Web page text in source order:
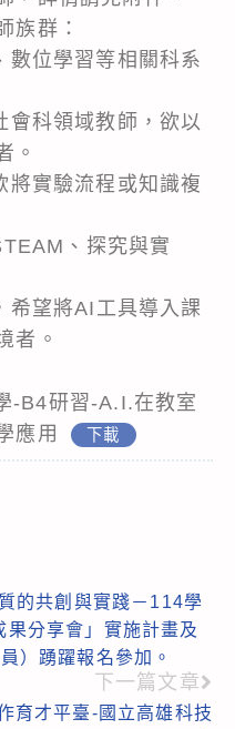
族群：
數位學習等相關科系
會科領域教師，欲以
。
將實驗流程或知識複
、探究與實
希望將AI工具導入課
者。
-B4研習-A.I.在教室
應用
下載
的共創與實踐－114學
分享會」實施計畫及
）踴躍報名參加。
下一篇文章
育才平臺-國立高雄科技